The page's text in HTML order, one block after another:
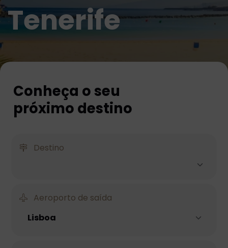
Tenerife
Conheça o seu
próximo destino
Destino
Aeroporto de saída